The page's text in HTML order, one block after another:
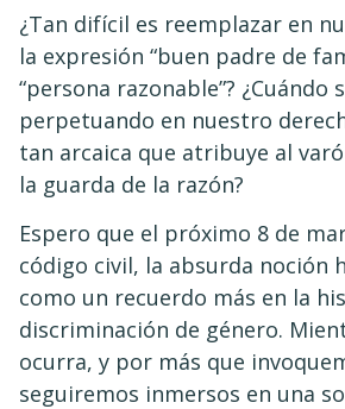
¿Tan difícil es reemplazar en
la expresión “buen padre de
“persona razonable”? ¿Cuándo
perpetuando en nuestro
tan arcaica que atribuye al
la guarda de la razón?
Espero que el próximo 8 de
código civil, la absurda noción
como un recuerdo más en la
discriminación de género.
ocurra, y por más que
seguiremos inmersos en una